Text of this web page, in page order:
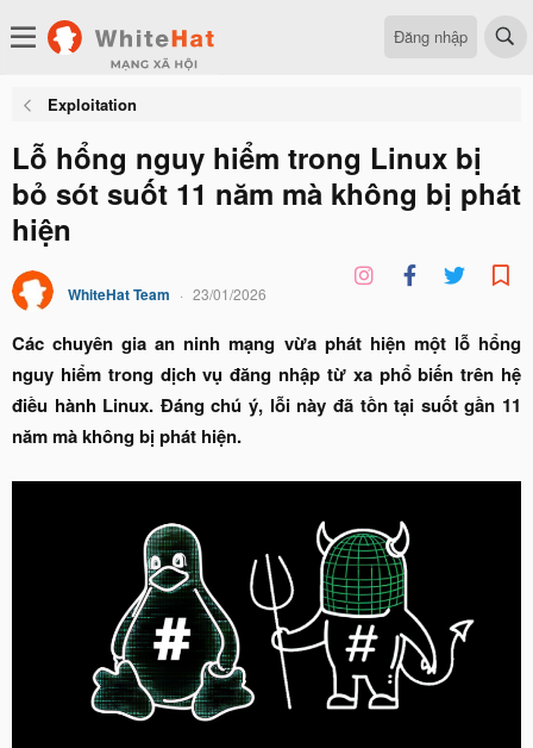
Đăng nhập
Exploitation
Lỗ hổng nguy hiểm trong Linux bị
bỏ sót suốt 11 năm mà không bị phát
hiện
WhiteHat Team 23/01/2026
Các chuyên gia an ninh mạng vừa phát hiện một lỗ hổng
nguy hiểm trong dịch vụ đăng nhập từ xa phổ biến trên hệ
điều hành Linux. Đáng chú ý, lỗi này đã tồn tại suốt gần 11
năm mà không bị phát hiện.